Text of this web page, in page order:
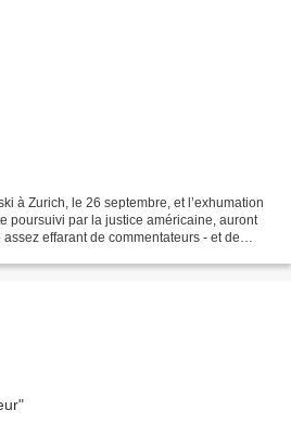
à Zurich, le 26 septembre, et l’exhumation
poursuivi par la justice américaine, auront
effarant de commentateurs - et de